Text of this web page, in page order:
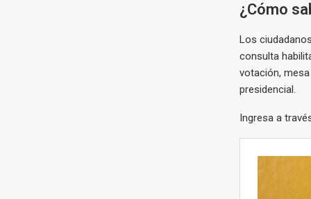
¿Cómo
Los
consulta
votación,
presidencial.
Ingresa a